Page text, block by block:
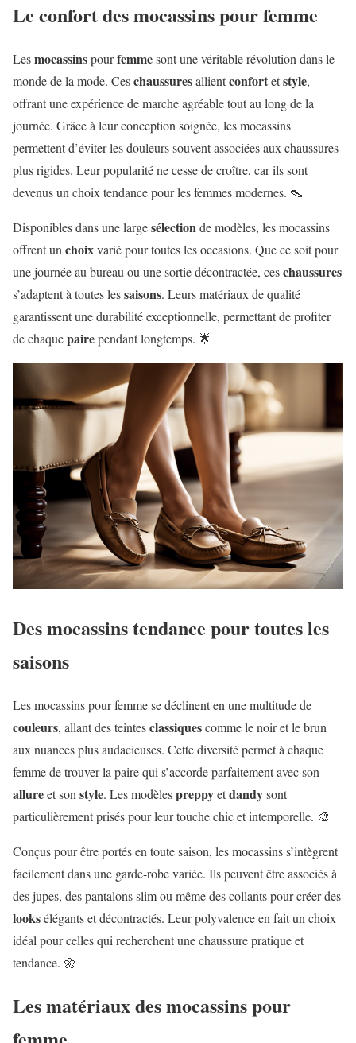
Le confort des mocassins pour femme
Lesmocassinspourfemmesont une véritable révolution dans le
monde de la mode. Ceschaussuresallientconfortetstyle,
offrant une expérience de marche agréable tout au long de la
journée. Grâce à leur conception soignée, les mocassins
permettent d’éviter les douleurs souvent associées aux chaussures
plus rigides. Leur popularité ne cesse de croître, car ils sont
devenus un choix tendance pour les femmes modernes. 👠
Disponibles dans une largesélectionde modèles, les mocassins
offrent un choixvarié pour toutes les occasions. Que ce soit pour
une journée au bureau ou une sortie décontractée, ceschaussures
s’adaptent à toutes lessaisons. Leurs matériaux de qualité
garantissent une durabilité exceptionnelle, permettant de profiter
de chaquepairependant longtemps. 🌟
Des mocassins tendance pour toutes les
saisons
Les mocassins pour femme se déclinent en une multitude de
couleurs, allant des teintesclassiquescomme le noir et le brun
aux nuances plus audacieuses. Cette diversité permet à chaque
femme de trouver la paire qui s’accorde parfaitement avec son
allureet son style. Les modèlespreppyetdandysont
particulièrement prisés pour leur touche chic et intemporelle. 🎨
Conçus pour être portés en toute saison, les mocassins s’intègrent
facilement dans une garde-robe variée. Ils peuvent être associés à
des jupes, des pantalons slim ou même des collants pour créer des
looksélégants et décontractés. Leur polyvalence en fait un choix
idéal pour celles qui recherchent une chaussure pratique et
tendance. 🌼
Les matériaux des mocassins pour